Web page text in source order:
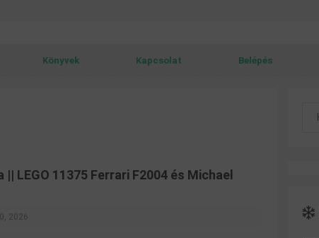
Könyvek Kapcsolat Belépés
|| LEGO 11375 Ferrari F2004 és Michael
2026